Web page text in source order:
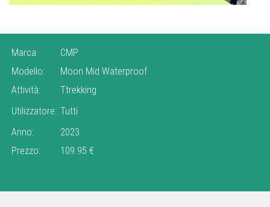
Marca
CMP
Modello:
Moon Mid Waterproof
Attività:
Ttrekking
Utilizzatore: Tutti
Anno:
2023
Prezzo:
109.95 €